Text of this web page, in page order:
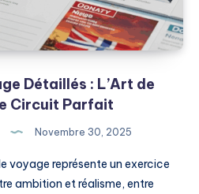
Détaillés : L’Art de
Circuit Parfait
Novembre 30, 2025
voyage représente un exercice
ambition et réalisme, entre